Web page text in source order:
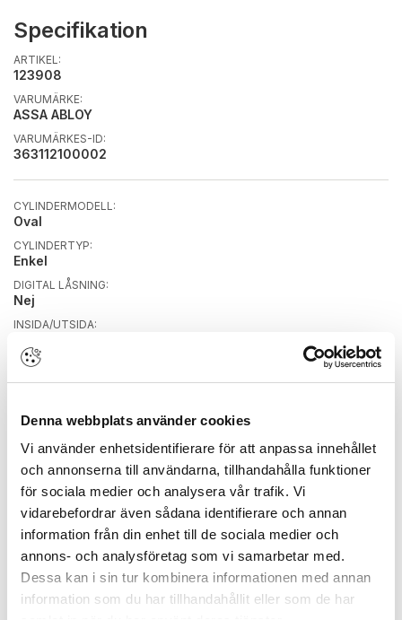
Denna webbplats använder cookies
Vi använder enhetsidentifierare för att anpassa innehållet
och annonserna till användarna, tillhandahålla funktioner
för sociala medier och analysera vår trafik. Vi
vidarebefordrar även sådana identifierare och annan
information från din enhet till de sociala medier och
annons- och analysföretag som vi samarbetar med.
Dessa kan i sin tur kombinera informationen med annan
information som du har tillhandahållit eller som de har
Specifikation
ARTIKEL:
123908
VARUMÄRKE:
ASSA ABLOY
VARUMÄRKES-ID:
363112100002
CYLINDERMODELL:
Oval
CYLINDERTYP:
Enkel
DIGITAL LÅSNING:
Nej
INSIDA/UTSIDA:
KOPIERINGSSKYDDAD:
Nej
Standard
BREDD PRODUKT:
20 mm
BYGGVARUBEDÖMD:
FÄRG/YTBEHANDLING:
Nickel
35 mm